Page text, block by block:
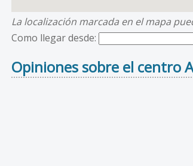
La localización marcada en el mapa
Como llegar desde:
Opiniones sobre el centro